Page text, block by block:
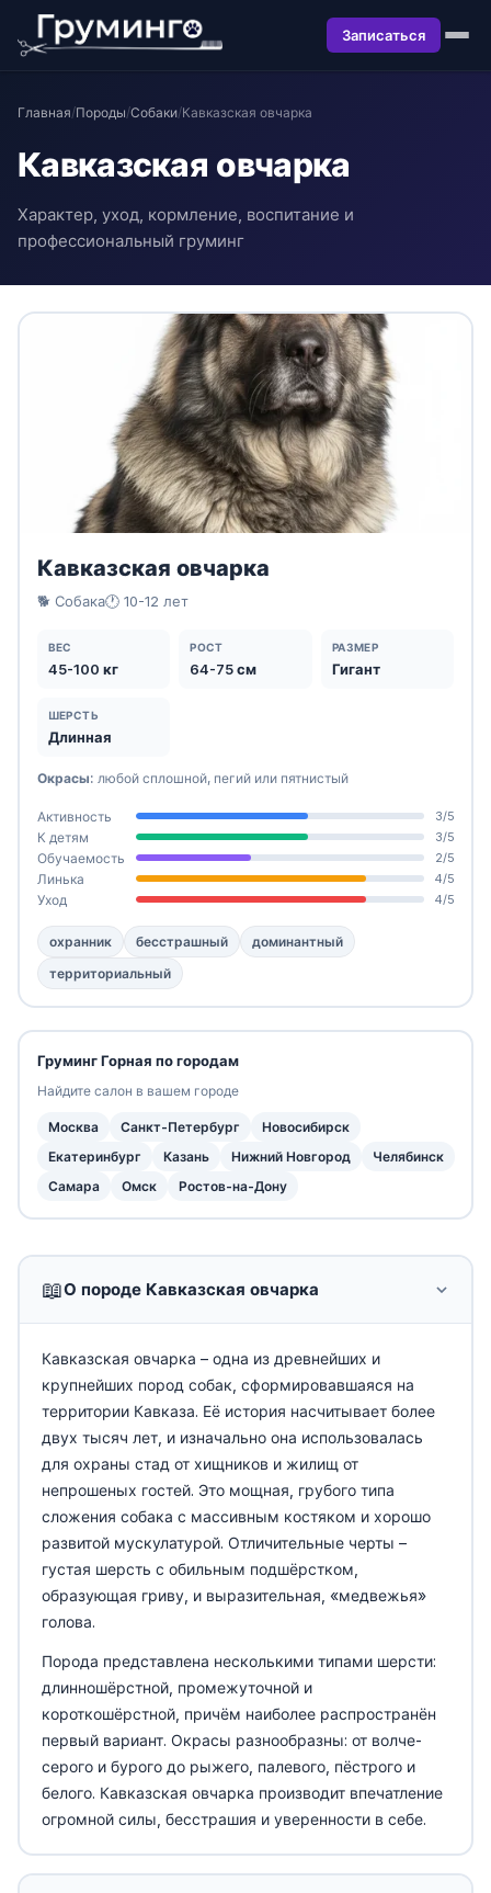
Записаться
Главная/Породы/Собаки/Кавказская овчарка
Кавказская овчарка
Характер, уход, кормление, воспитание и
профессиональный груминг
📖О породе Кавказская овчарка
Кавказская овчарка – одна из древнейших и
крупнейших пород собак, сформировавшаяся на
территории Кавказа. Её история насчитывает более
двух тысяч лет, и изначально она использовалась
для охраны стад от хищников и жилищ от
непрошеных гостей. Это мощная, грубого типа
сложения собака с массивным костяком и хорошо
развитой мускулатурой. Отличительные черты –
густая шерсть с обильным подшёрстком,
образующая гриву, и выразительная, «медвежья»
голова.
Порода представлена несколькими типами шерсти:
длинношёрстной, промежуточной и
короткошёрстной, причём наиболее распространён
первый вариант. Окрасы разнообразны: от волче-
серого и бурого до рыжего, палевого, пёстрого и
белого. Кавказская овчарка производит впечатление
огромной силы, бесстрашия и уверенности в себе.
Кавказская овчарка
🐕 Собака🕐 10-12 лет
ВЕС
45-100 кг
РОСТ
64-75 см
РАЗМЕР
Гигант
ШЕРСТЬ
Длинная
Окрасы: любой сплошной, пегий или пятнистый
Активность 3/5
К детям 3/5
Обучаемость 2/5
Линька 4/5
Уход 4/5
охранник бесстрашный
доминантный
территориальный
Груминг Горная по городам
Найдите салон в вашем городе
Москва Санкт-Петербург
Новосибирск
Екатеринбург
Казань Нижний Новгород
Челябинск
Самара
Омск Ростов-на-Дону